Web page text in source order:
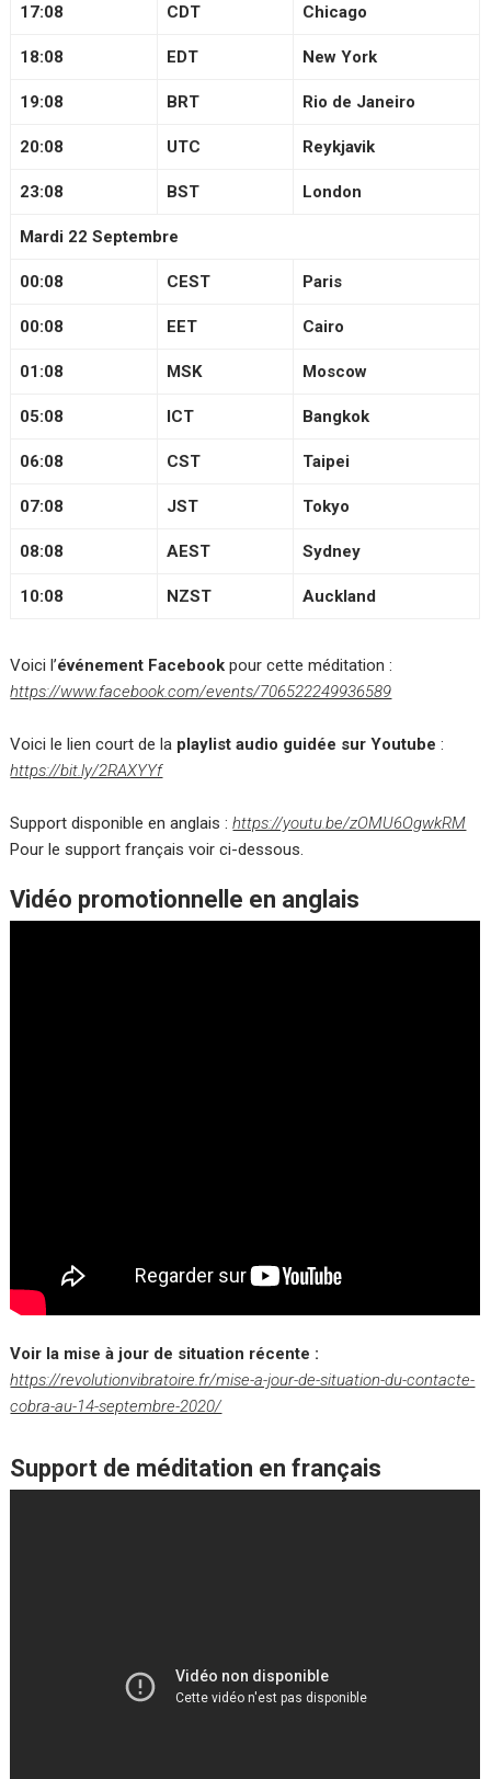
17:08 CDT Chicago
18:08 EDT New York
19:08 BRT Rio de Janeiro
20:08 UTC Reykjavik
23:08 BST London
Mardi 22 Septembre
00:08 CEST Paris
00:08 EET Cairo
01:08 MSK Moscow
05:08 ICT Bangkok
06:08 CST Taipei
07:08 JST Tokyo
08:08 AEST Sydney
10:08 NZST Auckland
Voici l’événement Facebook pour cette méditation :
https://www.facebook.com/events/706522249936589
Voici le lien court de la playlist audio guidée sur Youtube :
https://bit.ly/2RAXYYf
Support disponible en anglais :https://youtu.be/zOMU6OgwkRM
Pour le support français voir ci-dessous.
Vidéo promotionnelle en anglais
Voir la mise à jour de situation récente :
https://revolutionvibratoire.fr/mise-a-jour-de-situation-du-contacte-
cobra-au-14-septembre-2020/
Support de méditation en français